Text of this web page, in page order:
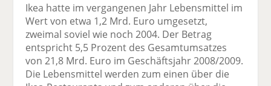
Ikea hatte im vergangenen Jahr Lebensmittel im
Wert von etwa 1,2 Mrd. Euro umgesetzt,
zweimal soviel wie noch 2004. Der Betrag
entspricht 5,5 Prozent des Gesamtumsatzes
von 21,8 Mrd. Euro im Geschäftsjahr 2008/2009.
Die Lebensmittel werden zum einen über die